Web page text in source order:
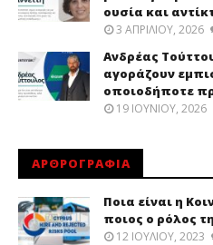
ουσία και
3 ΑΠΡΙΛΊΟΥ, 2026
Ανδρέας
αγοράζουν
οποιοδήποτε
19 ΙΟΥΝΊΟΥ, 2026
ΑΡΘΡΟΓΡΑΦΙΑ
Ποια είναι η
ποιος ο ρόλος
12 ΙΟΥΛΊΟΥ, 2023